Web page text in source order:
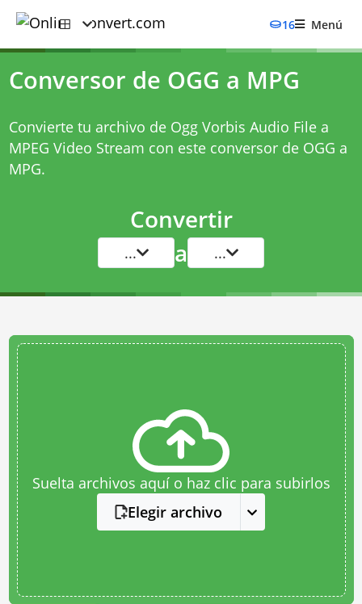
16 Menú
Conversor de OGG a MPG
Convierte tu archivo de Ogg Vorbis Audio File a
MPEG Video Stream con este conversor de OGG a
MPG.
Convertir
... a ...
Suelta archivos aquí o haz clic para subirlos
Elegir archivo